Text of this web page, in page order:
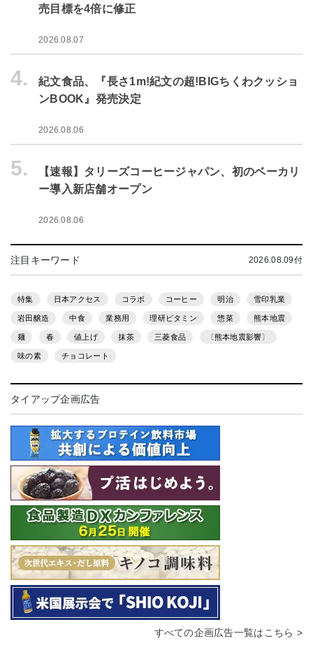
売目標を4倍に修正
2026.08.07
4.
紀文食品、『長さ1m!紀文の超!BIGちくわクッショ
ンBOOK』発売決定
2026.08.06
5.
【速報】タリーズコーヒージャパン、初のベーカリ
ー導入新店舗オープン
2026.08.06
注目キーワード 2026.08.09付
特集 日本アクセス コラボ コーヒー 明治 雪印乳業
岩田醸造 中食 業務用 理研ビタミン 惣菜 熊本地震
麺 春 値上げ 抹茶 三菱食品 〔熊本地震影響〕
味の素 チョコレート
タイアップ企画広告
すべての企画広告一覧はこちら >